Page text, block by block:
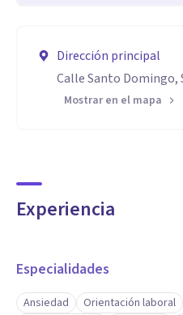
Dirección principal
Calle Santo Domingo,
Mostrar en el mapa
Experiencia
Especialidades
Ansiedad Orientación laboral